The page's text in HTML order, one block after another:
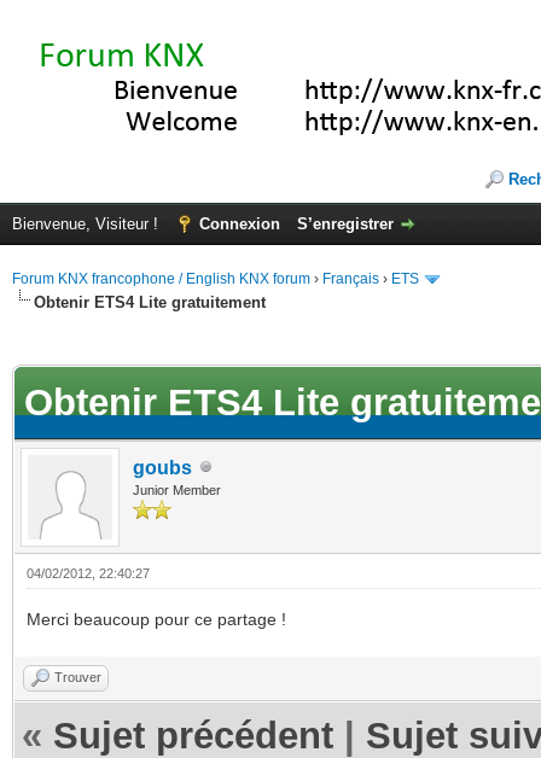
Bienvenue, Visiteur ! Connexion S’enregistrer
Forum KNX francophone / English KNX forum › Français › ETS
Obtenir ETS4 Lite gratuitement
Obtenir ETS4 Lite
goubs
Junior Member
04/02/2012, 22:40:27
Merci beaucoup pour ce partage !
Trouver
« Sujet précédent Sujet